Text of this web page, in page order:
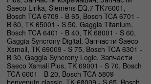
Saeco Lirika, Siemens EQ.7 TK76001,
Bosch TCA 6709 - B 65, Bosch TCA 6701 -
B 60, TK 65001 - S 50, Gaggia Titanium,
Bosch TCA 6401 - B 40, TK 68001 - S 60,
Gaggia Syncrony Digital, Запчасти Saeco
Xsmall, TK 69009 - S 75, Bosch TCA 6301 -
B 30, Gaggia Syncrony Logic, Запчасти
Saeco Xsmall Plus, TK 69001 - S 70, Bosch
TCA 6001 - B 20, Bosch TCA 5809
benvenuto classic, TK 68009 - S 65, Bosch